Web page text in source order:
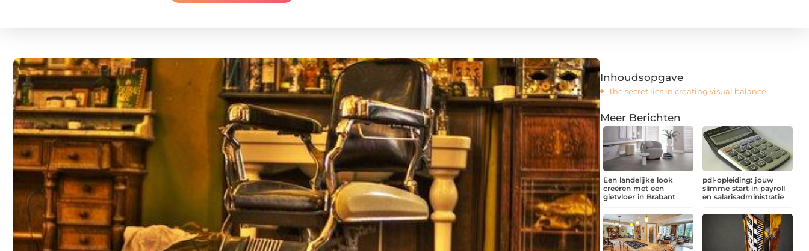
Inhoudsopgave
The secret lies in creating visual balance
Meer Berichten
Een landelijke look
creëren met een
gietvloer in Brabant
pdl-opleiding: jouw
slimme start in payroll
en salarisadministratie